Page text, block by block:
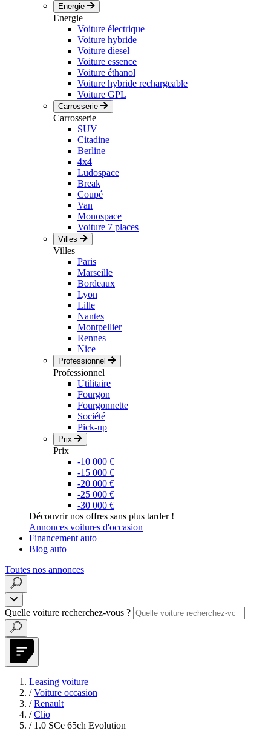
Energie
Energie
Voiture électrique
Voiture hybride
Voiture diesel
Voiture essence
Voiture éthanol
Voiture hybride rechargeable
Voiture GPL
Carrosserie
Carrosserie
SUV
Citadine
Berline
4x4
Ludospace
Break
Coupé
Van
Monospace
Voiture 7 places
Villes
Villes
Paris
Marseille
Bordeaux
Lyon
Lille
Nantes
Montpellier
Rennes
Nice
Professionnel
Professionnel
Utilitaire
Fourgon
Fourgonnette
Société
Pick-up
Prix
Prix
-10 000 €
-15 000 €
-20 000 €
-25 000 €
-30 000 €
Découvrir nos offres sans plus tarder !
Annonces voitures d'occasion
Financement auto
Blog auto
Toutes nos annonces
Quelle voiture recherchez-vous ?
Leasing voiture
/ Voiture occasion
/ Renault
/ Clio
/ 1.0 SCe 65ch Evolution